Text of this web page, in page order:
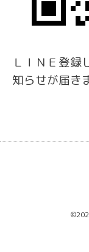
ＬＩＮＥ登録
知らせが届き